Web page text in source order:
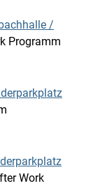
/
Programm
Work